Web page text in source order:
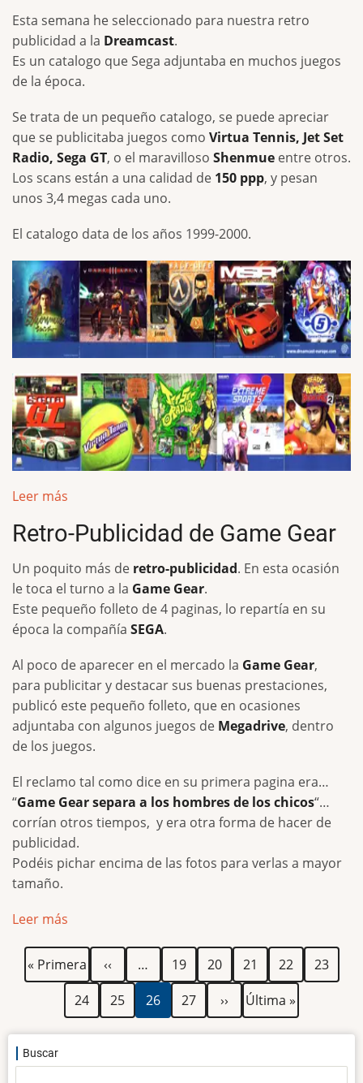
Esta semana he seleccionado para nuestra retro
publicidad a la Dreamcast.
Es un catalogo que Sega adjuntaba en muchos juegos
de la época.
Se trata de un pequeño catalogo, se puede apreciar
que se publicitaba juegos como Virtua Tennis, Jet Set
Radio, Sega GT, o el maravilloso Shenmue entre otros.
Los scans están a una calidad de 150 ppp, y pesan
unos 3,4 megas cada uno.
El catalogo data de los años 1999-2000.
Leer más
Retro-Publicidad de Game Gear
Un poquito más de retro-publicidad. En esta ocasión
le toca el turno a la Game Gear.
Este pequeño folleto de 4 paginas, lo repartía en su
época la compañía SEGA.
Al poco de aparecer en el mercado la Game Gear,
para publicitar y destacar sus buenas prestaciones,
publicó este pequeño folleto, que en ocasiones
adjuntaba con algunos juegos de Megadrive, dentro
de los juegos.
El reclamo tal como dice en su primera pagina era…
“Game Gear separa a los hombres de los chicos“…
corrían otros tiempos, y era otra forma de hacer de
publicidad.
Podéis pichar encima de las fotos para verlas a mayor
tamaño.
Leer más
Paginación
Primera
página
« Primera
anterior
‹‹ … Página
19 Página
20 Página
21 Página
22 Página
23
Página
24 Página
25
Página
actual
26 Página
27
Siguiente
página
››
Última
página
Última »
Buscar